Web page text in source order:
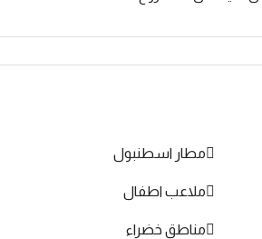
مطار اسطنبول
ملاعب اطفال
مناطق خضراء